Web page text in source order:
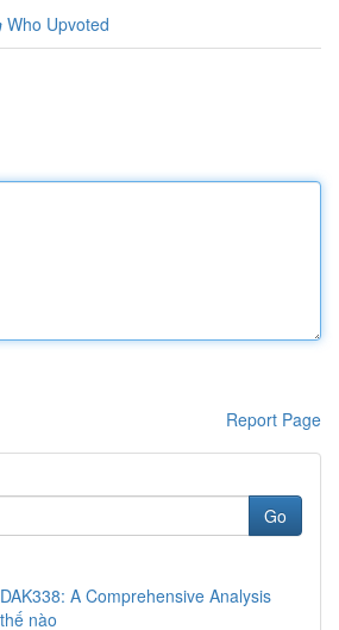
Who Upvoted
Report Page
Go
A Comprehensive Analysis
nào